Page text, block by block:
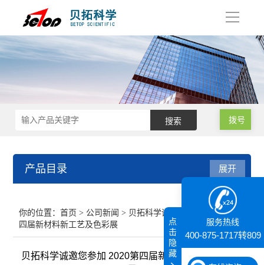
导
拨号
产品目录
纳米粒度仪
膜厚仪
展开
你的位置：首页 > 公司新闻 > 贝拓科学诚邀您参加 2020第
四届新材料新工艺及色彩展
贝拓科学诚邀您参加 2020第四届新材料新工艺及色彩
服务热线
400-875-1717转809
点
击
隐
藏